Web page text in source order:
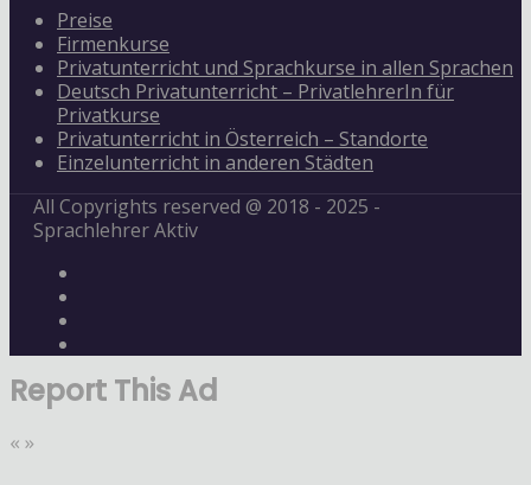
Preise
Firmenkurse
Privatunterricht und Sprachkurse in allen Sprachen
Deutsch Privatunterricht – PrivatlehrerIn für
Privatkurse
Privatunterricht in Österreich – Standorte
Einzelunterricht in anderen Städten
All Copyrights reserved @ 2018 - 2025 -
Sprachlehrer Aktiv
Report This Ad
« »